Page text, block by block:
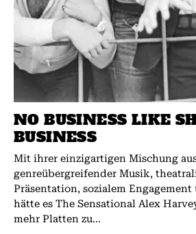
NO BUSINESS LIKE
BUSINESS
Mit ihrer einzigartigen Mischung
genreübergreifender Musik,
Präsentation, sozialem
hätte es The Sensational Alex
mehr Platten zu...